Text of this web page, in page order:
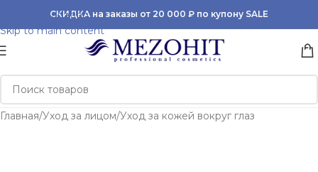
Skip to navigation
Skip to main content
СКИДКА на заказы от 20 000 ₽ по купону SALE
Главная/Уход за лицом/Уход за кожей вокруг глаз